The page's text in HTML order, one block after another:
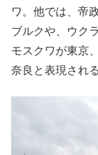
ワ。他では、帝
ブルクや、ウク
モスクワが東京
奈良と表現され